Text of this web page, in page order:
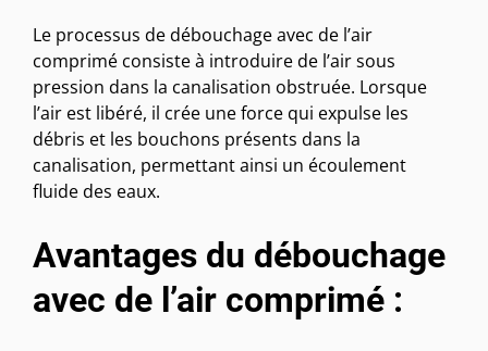
Le processus de débouchage avec de l’air
comprimé consiste à introduire de l’air sous
pression dans la canalisation obstruée. Lorsque
l’air est libéré, il crée une force qui expulse les
débris et les bouchons présents dans la
canalisation, permettant ainsi un écoulement
fluide des eaux.
Avantages du débouchage
avec de l’air comprimé :